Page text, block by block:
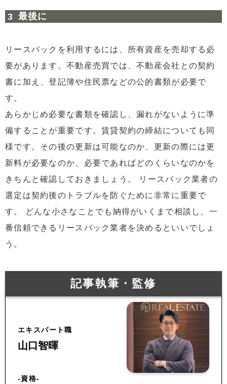
最後に
リースバックを利用するには、所有資産を売却する必
要があります。不動産売買では、不動産会社との契約
書に加え、登記簿や住民票などの公的書類が必要で
す。
あらかじめ必要な書類を確認し、漏れがないように準
備することが重要です。賃貸契約の締結についても同
様です。その後の更新は可能なのか、更新の際には更
新料が必要なのか、必要であればどのくらいなのかを
きちんと確認しておきましょう。 リースバック業者の
選定は契約後のトラブルを防ぐために非常に重要で
す。 どんな小さなことでも納得がいくまで相談し、一
番信頼できるリースバック業者を決めるといいでしょ
う。
記事執筆・監修
エキスパート職
山口智暉
-資格-